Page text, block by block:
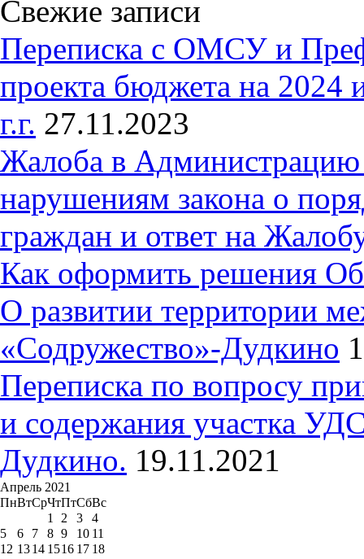
Свежие записи
Переписка с ОМСУ и
проекта бюджета на 2024
г.г. 27.11.2023
Жалоба в Администрацию
нарушениям закона о
граждан и ответ на
Как оформить решения
О развитии территории
«Содружество»-Дудкино
Переписка по вопросу
и содержания участка
Дудкино. 19.11.2021
Апрель 2021
ПнВтСрЧтПтСбВс
1
2 3
4
5
6 7 8 9 10 11
12 1314 1516 17 18